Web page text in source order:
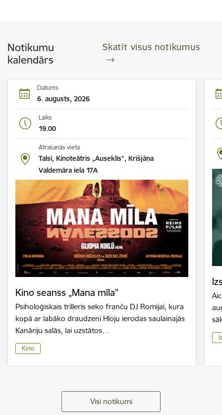
Notikumu
kalendārs
Skatīt visus notikumus
Datums
6. augusts, 2026
Laiks
19.00
Atrašanās vieta
Talsi, Kinoteātris „Auseklis”, Krišjāņa
Valdemāra iela 17A
Kino seanss „Mana mīla”
Psiholoģiskais trilleris seko franču DJ Romijai, kura
kopā ar labāko draudzeni Hloju ierodas saulainajās
Kanāriju salās, lai uzstātos…
Kino
Visi notikumi